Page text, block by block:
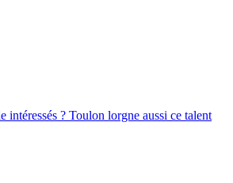
intéressés ? Toulon lorgne aussi ce talent